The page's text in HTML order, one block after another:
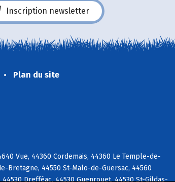
Inscription newsletter
Plan du site
Vue, 44360 Cordemais, 44360 Le Temple-de-
Bretagne, 44550 St-Malo-de-Guersac, 44560
Drefféac, 44530 Guenrouet, 44530 St-Gildas-